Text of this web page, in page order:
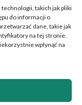
takich jak pliki
do informacji o
dane, takie jak
na tej stronie.
wpłynąć na